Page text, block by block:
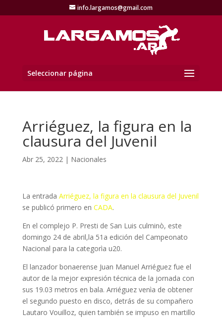
info.largamos@gmail.com
Seleccionar página
Arriéguez, la figura en la
clausura del Juvenil
Abr 25, 2022| Nacionales
La entrada Arriéguez, la figura en la clausura del Juvenil
se publicó primero en CADA.
En el complejo P. Presti de San Luis culminò, este
domingo 24 de abril,la 51a edición del Campeonato
Nacional para la categorìa u20.
El lanzador bonaerense Juan Manuel Arriéguez fue el
autor de la mejor expresión técnica de la jornada con
sus 19.03 metros en bala. Arriéguez venìa de obtener
el segundo puesto en disco, detrás de su compañero
Lautaro Vouilloz, quien también se impuso en martillo